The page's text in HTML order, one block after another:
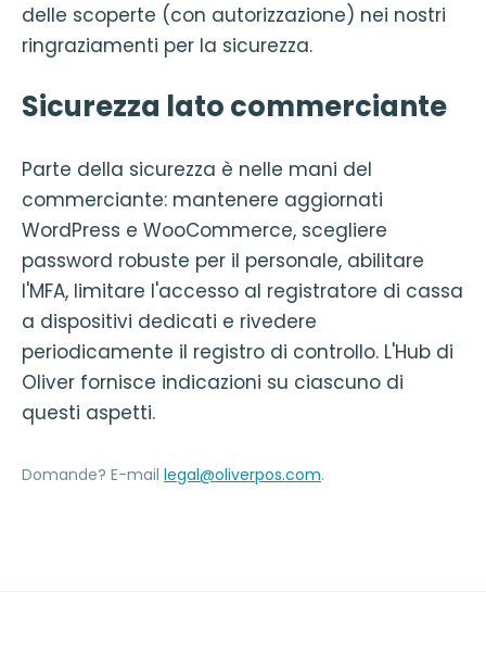
delle scoperte (con autorizzazione) nei nostri
ringraziamenti per la sicurezza.
Sicurezza lato commerciante
Parte della sicurezza è nelle mani del
commerciante: mantenere aggiornati
WordPress e WooCommerce, scegliere
password robuste per il personale, abilitare
l'MFA, limitare l'accesso al registratore di cassa
a dispositivi dedicati e rivedere
periodicamente il registro di controllo. L'Hub di
Oliver fornisce indicazioni su ciascuno di
questi aspetti.
Domande? E-mail legal@oliverpos.com.